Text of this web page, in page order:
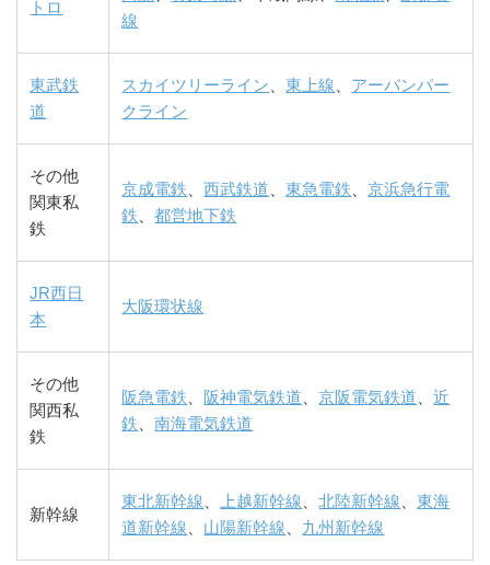
トロ
線
東武鉄
道
スカイツリーライン、東上線、 アーバンパー
クライン
その他
関東私
鉄
京成電鉄、西武鉄道、東急電鉄、京浜急行電
鉄、都営地下鉄
JR西日
本
大阪環状線
その他
関西私
鉄
阪急電鉄、 阪神電気鉄道、京阪電気鉄道、近
鉄、南海電気鉄道
新幹線
東北新幹線、上越新幹線、北陸新幹線、東海
道新幹線、 山陽新幹線、 九州新幹線